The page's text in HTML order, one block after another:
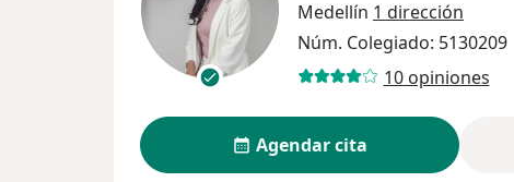
Medellín 1 dirección
Núm. Colegiado: 5130209
10 opiniones
Agendar cita